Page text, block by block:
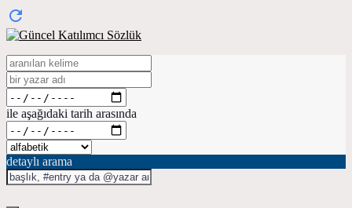
ile aşağıdaki tarih arasında
detaylı arama